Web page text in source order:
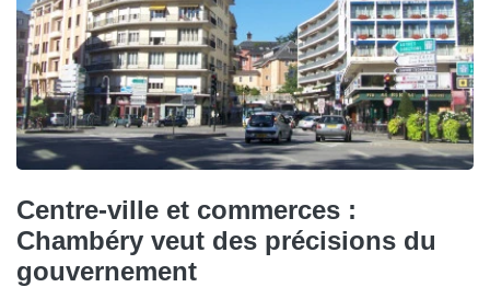
Centre-ville et commerces :
Chambéry veut des précisions du
gouvernement